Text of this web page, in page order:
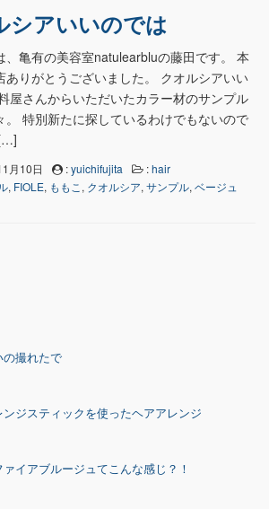
シアいいのでは
、亀有の美容室natulearbluの藤田です。 本
ありがとうございました。 クオルシアいい
屋さんからいただいたカラー材のサンプル
。 特別新たに探しているわけでもないので
月10日 :yuichifujita :hair
, FIOLE, ももこ , クオルシア, サンプル, ベージュ
の撮れたで
ンジスティックを使ったヘアアレンジ
ァイアブルージュてこんな感じ？！